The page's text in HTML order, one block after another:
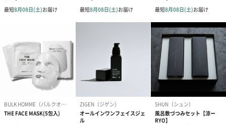
の洗顔が可能に。
○ キメ細かな炭酸*1泡と吸着炭*2配合で、毛穴の汚れ・くすみ*3
を落とす
○ AHA*4配合で古い角質を取り除き、洗いあがりつるんとした肌
へ
○ 弾力のあるクッション泡でマッサージすることで肌をほぐす
○ 忙しい毎日に包みこむ、精油べースのシトラスウッドの香り
*1 炭酸ガス（噴射剤）*2炭（汚れ吸着成分） *3古い角質による*4